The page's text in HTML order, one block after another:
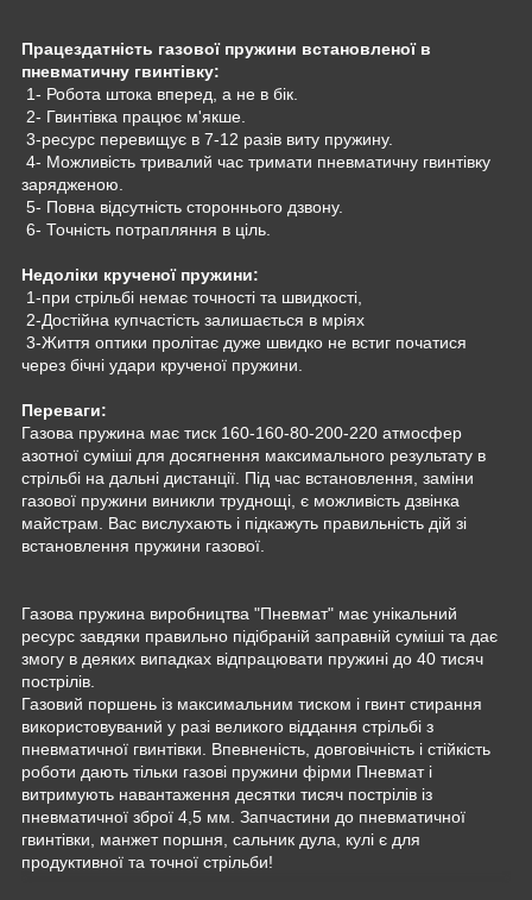
Працездатність газової пружини встановленої в
пневматичну гвинтівку:
1- Робота штока вперед, а не в бік.
2- Гвинтівка працює м'якше.
3-ресурс перевищує в 7-12 разів виту пружину.
4- Можливість тривалий час тримати пневматичну гвинтівку
зарядженою.
5- Повна відсутність стороннього дзвону.
6- Точність потрапляння в ціль.
Недоліки крученої пружини:
1-при стрільбі немає точності та швидкості,
2-Достійна купчастість залишається в мріях
3-Життя оптики пролітає дуже швидко не встиг початися
через бічні удари крученої пружини.
Переваги:
Газова пружина має тиск 160-160-80-200-220 атмосфер
азотної суміші для досягнення максимального результату в
стрільбі на дальні дистанції. Під час встановлення, заміни
газової пружини виникли труднощі, є можливість дзвінка
майстрам. Вас вислухають і підкажуть правильність дій зі
встановлення пружини газової.
Газова пружина виробництва "Пневмат" має унікальний
ресурс завдяки правильно підібраній заправній суміші та дає
змогу в деяких випадках відпрацювати пружині до 40 тисяч
пострілів.
Газовий поршень із максимальним тиском і гвинт стирання
використовуваний у разі великого віддання стрільбі з
пневматичної гвинтівки. Впевненість, довговічність і стійкість
роботи дають тільки газові пружини фірми Пневмат і
витримують навантаження десятки тисяч пострілів із
пневматичної зброї 4,5 мм. Запчастини до пневматичної
гвинтівки, манжет поршня, сальник дула, кулі є для
продуктивної та точної стрільби!